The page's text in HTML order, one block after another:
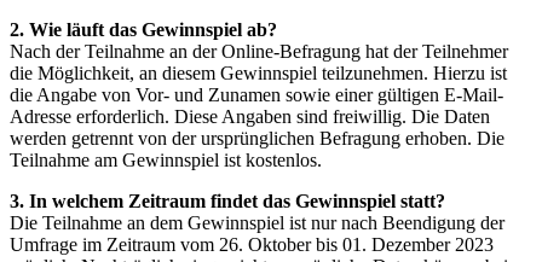
2. Wie läuft das Gewinnspiel ab?
Nach der Teilnahme an der Online-Befragung hat der Teilnehmer
die Möglichkeit, an diesem Gewinnspiel teilzunehmen. Hierzu ist
die Angabe von Vor- und Zunamen sowie einer gültigen E-Mail-
Adresse erforderlich. Diese Angaben sind freiwillig. Die Daten
werden getrennt von der ursprünglichen Befragung erhoben. Die
Teilnahme am Gewinnspiel ist kostenlos.
3. In welchem Zeitraum findet das Gewinnspiel statt?
Die Teilnahme an dem Gewinnspiel ist nur nach Beendigung der
Umfrage im Zeitraum vom 26. Oktober bis 01. Dezember 2023